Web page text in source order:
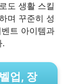
도 생활 스킬
며 꾸준히 성
트 아이템과
.
업, 장